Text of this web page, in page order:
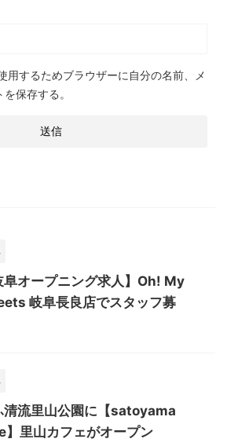
用するためブラウザーに自分の名前、メ
保存する。
阜オープニング求人】Oh! My
岐阜長良店でスタッフ募
清流里山公園に【satoyama
】里山カフェがオープン